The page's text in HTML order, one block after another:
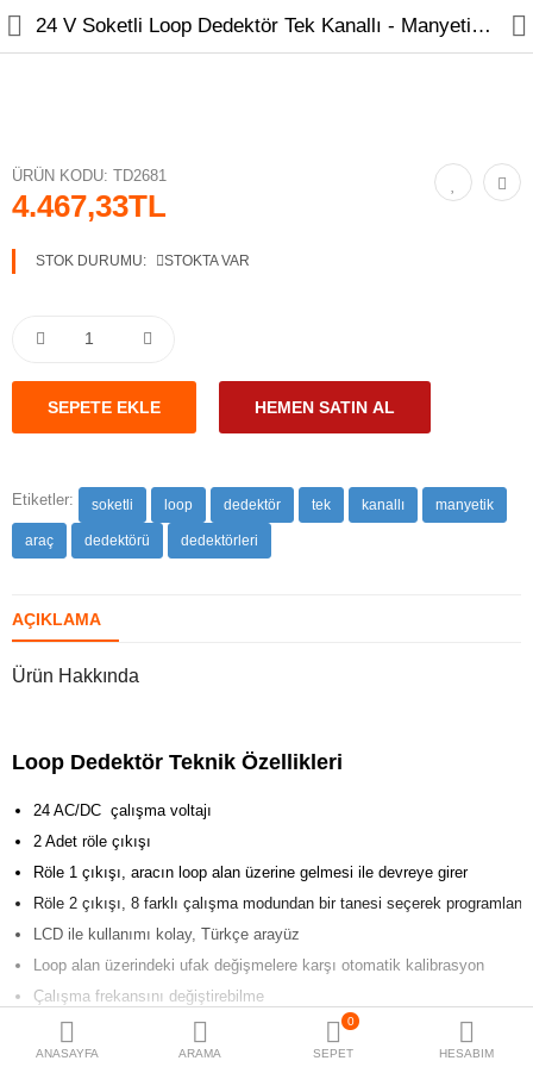
Geçiş Sistemleri
Elektronik
Trafik Malzemeleri
Yedek Parça ve Aksesuar
TL
Para Birimi
ANASAYFA ARAMA
0
SEPET HESABIM
24 V Soketli Loop Dedektör Tek Kanallı - Manyetik Araç Dedektörü
ÜRÜN KODU: TD2681
4.467,33TL
STOK DURUMU: STOKTA VAR
Etiketler: soketli loop dedektör tek kanallı manyetik
araç dedektörü dedektörleri
AÇIKLAMA
Ürün Hakkında
Loop Dedektör Teknik Özellikleri
24 AC/DC çalışma voltajı
2 Adet röle çıkışı
Röle 1 çıkışı, aracın loop alan üzerine gelmesi ile devreye girer
Röle 2 çıkışı, 8 farklı çalışma modundan bir tanesi seçerek
LCD ile kullanımı kolay, Türkçe arayüz
Loop alan üzerindeki ufak değişmelere karşı otomatik kalibrasyon
Çalışma frekansını değiştirebilme
DAHA FAZLA GÖSTER